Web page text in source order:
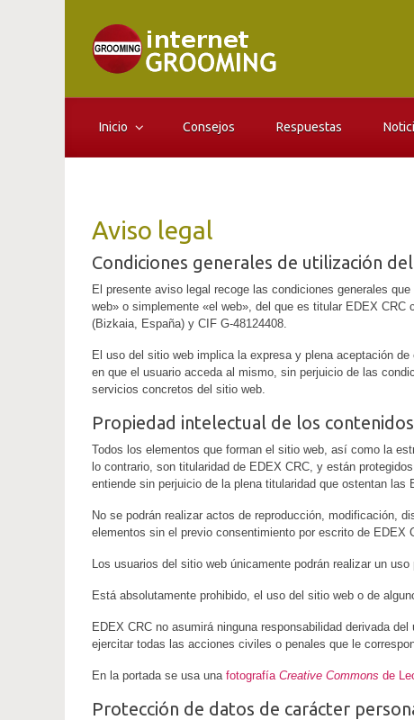
Saltar al contenido principal
Inicio Consejos Respuestas
Aviso legal
Condiciones generales de utilización
El presente aviso legal recoge las condiciones generales
web» o simplemente «el web», del que es titular EDEX
(Bizkaia, España) y CIF G-48124408.
El uso del sitio web implica la expresa y plena aceptación
en que el usuario acceda al mismo, sin perjuicio de las
servicios concretos del sitio web.
Propiedad intelectual de los
Todos los elementos que forman el sitio web, así como la
lo contrario, son titularidad de EDEX CRC, y están
entiende sin perjuicio de la plena titularidad que ostentan
No se podrán realizar actos de reproducción, modificación,
elementos sin el previo consentimiento por escrito de EDEX
Los usuarios del sitio web únicamente podrán realizar un
Está absolutamente prohibido, el uso del sitio web o de
EDEX CRC no asumirá ninguna responsabilidad derivada
ejercitar todas las acciones civiles o penales que le
En la portada se usa una fotografía Creative Commons de
Protección de datos de carácter